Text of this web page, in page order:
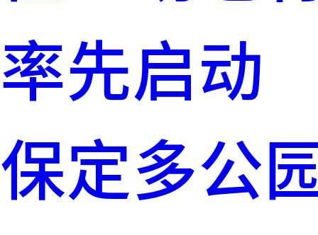
率先启动
保定多公